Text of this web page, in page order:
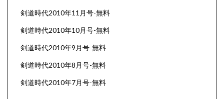
剣道時代2010年11月号-無料
剣道時代2010年10月号-無料
剣道時代2010年9月号-無料
剣道時代2010年8月号-無料
剣道時代2010年7月号-無料